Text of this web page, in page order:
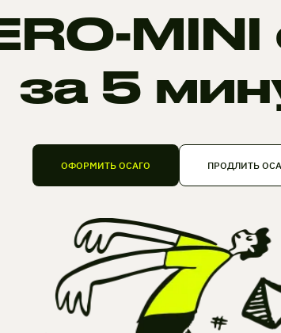
MINI
за 5
ОФОРМИТЬ ОСАГО ПРОДЛИТЬ